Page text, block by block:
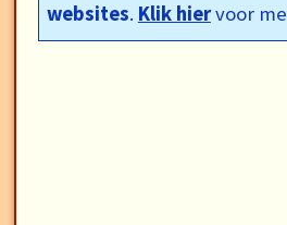
websites. Klik hiervoor